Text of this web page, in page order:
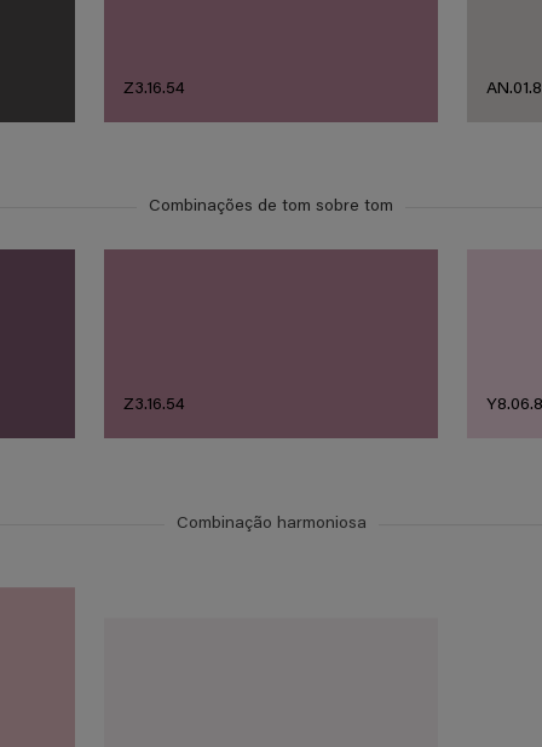
Z3.16.54
Combinações de tom sobre tom
Z3.16.54
Combinação harmoniosa